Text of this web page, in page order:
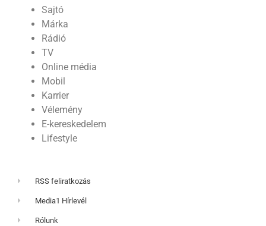
Sajtó
Márka
Rádió
TV
Online média
Mobil
Karrier
Vélemény
E-kereskedelem
Lifestyle
RSS feliratkozás
Media1 Hírlevél
Rólunk